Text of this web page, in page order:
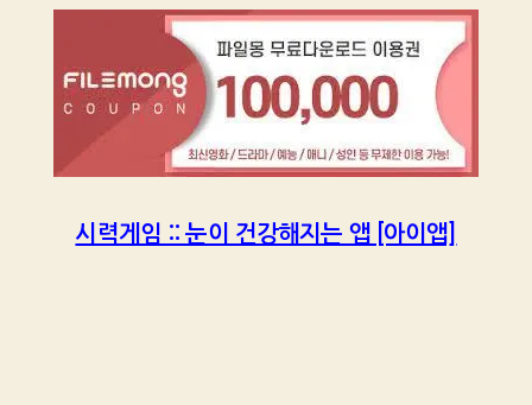
시력게임 :: 눈이 건강해지는 앱 [아이앱]